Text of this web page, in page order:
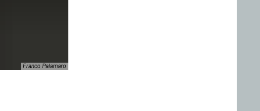
Franco Palamaro